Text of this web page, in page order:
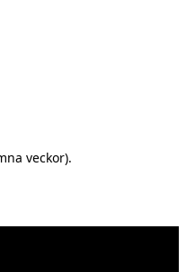
veckor).